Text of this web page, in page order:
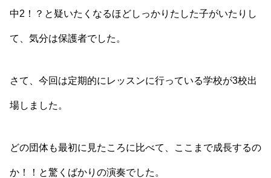
中2！？と疑いたくなるほどしっかりたした子がいたりし
て、気分は保護者でした。
さて、今回は定期的にレッスンに行っている学校が3校出
場しました。
どの団体も最初に見たころに比べて、ここまで成長するの
か！！と驚くばかりの演奏でした。